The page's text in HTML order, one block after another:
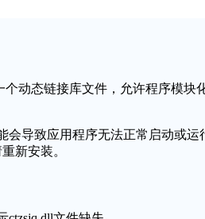
个动态链接库文件，允许程序模
会导致应用程序无法正常启动或
新安装。